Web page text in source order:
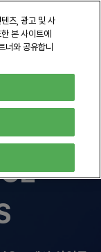
츠, 광고 및 사
본 사이트에
너와 공유합니